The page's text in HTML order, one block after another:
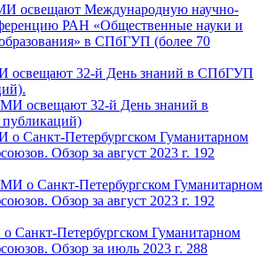
освещают Международную научно-
РАН «Общественные науки и
в СПбГУП (более 70
освещают 32-й День знаний в
о Санкт-Петербургском Гуманитарном
Обзор за август 2023 г. 192